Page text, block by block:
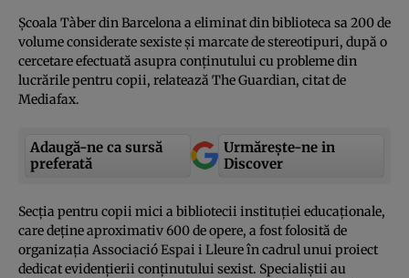
Şcoala Tàber din Barcelona a eliminat din biblioteca sa 200 de
volume considerate sexiste şi marcate de stereotipuri, după o
cercetare efectuată asupra conţinutului cu probleme din
lucrările pentru copii, relatează The Guardian, citat de
Mediafax.
Adaugă-ne ca sursă
preferată
Urmărește-ne in
Discover
Secţia pentru copii mici a bibliotecii instituţiei educaţionale,
care deţine aproximativ 600 de opere, a fost folosită de
organizaţia Associació Espai i Lleure în cadrul unui proiect
dedicat evidenţierii conţinutului sexist. Specialiştii au